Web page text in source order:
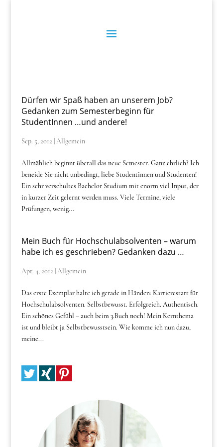
Dürfen wir Spaß haben an unserem Job?
Gedanken zum Semesterbeginn für
StudentInnen …und andere!
Sep. 5, 2012 Allgemein
Allmählich beginnt überall das neue Semester. Ganz ehrlich? Ich
beneide Sie nicht unbedingt, liebe Studentinnen und Studenten!
Ein sehr verschultes Bachelor Studium mit enorm viel Input, der
in kurzer Zeit gelernt werden muss. Viele Termine, viele
Prüfungen, wenig...
Mein Buch für Hochschulabsolventen – warum
habe ich es geschrieben? Gedanken dazu …
Apr. 4, 2012 Allgemein
Das erste Exemplar halte ich gerade in Händen: Karrierestart für
Hochschulabsolventen. Selbstbewusst. Erfolgreich. Authentisch.
Ein schönes Gefühl – auch beim 3.Buch noch! Mein Kernthema
ist und bleibt ja Selbstbewusstsein. Wie komme ich nun dazu,
meine...